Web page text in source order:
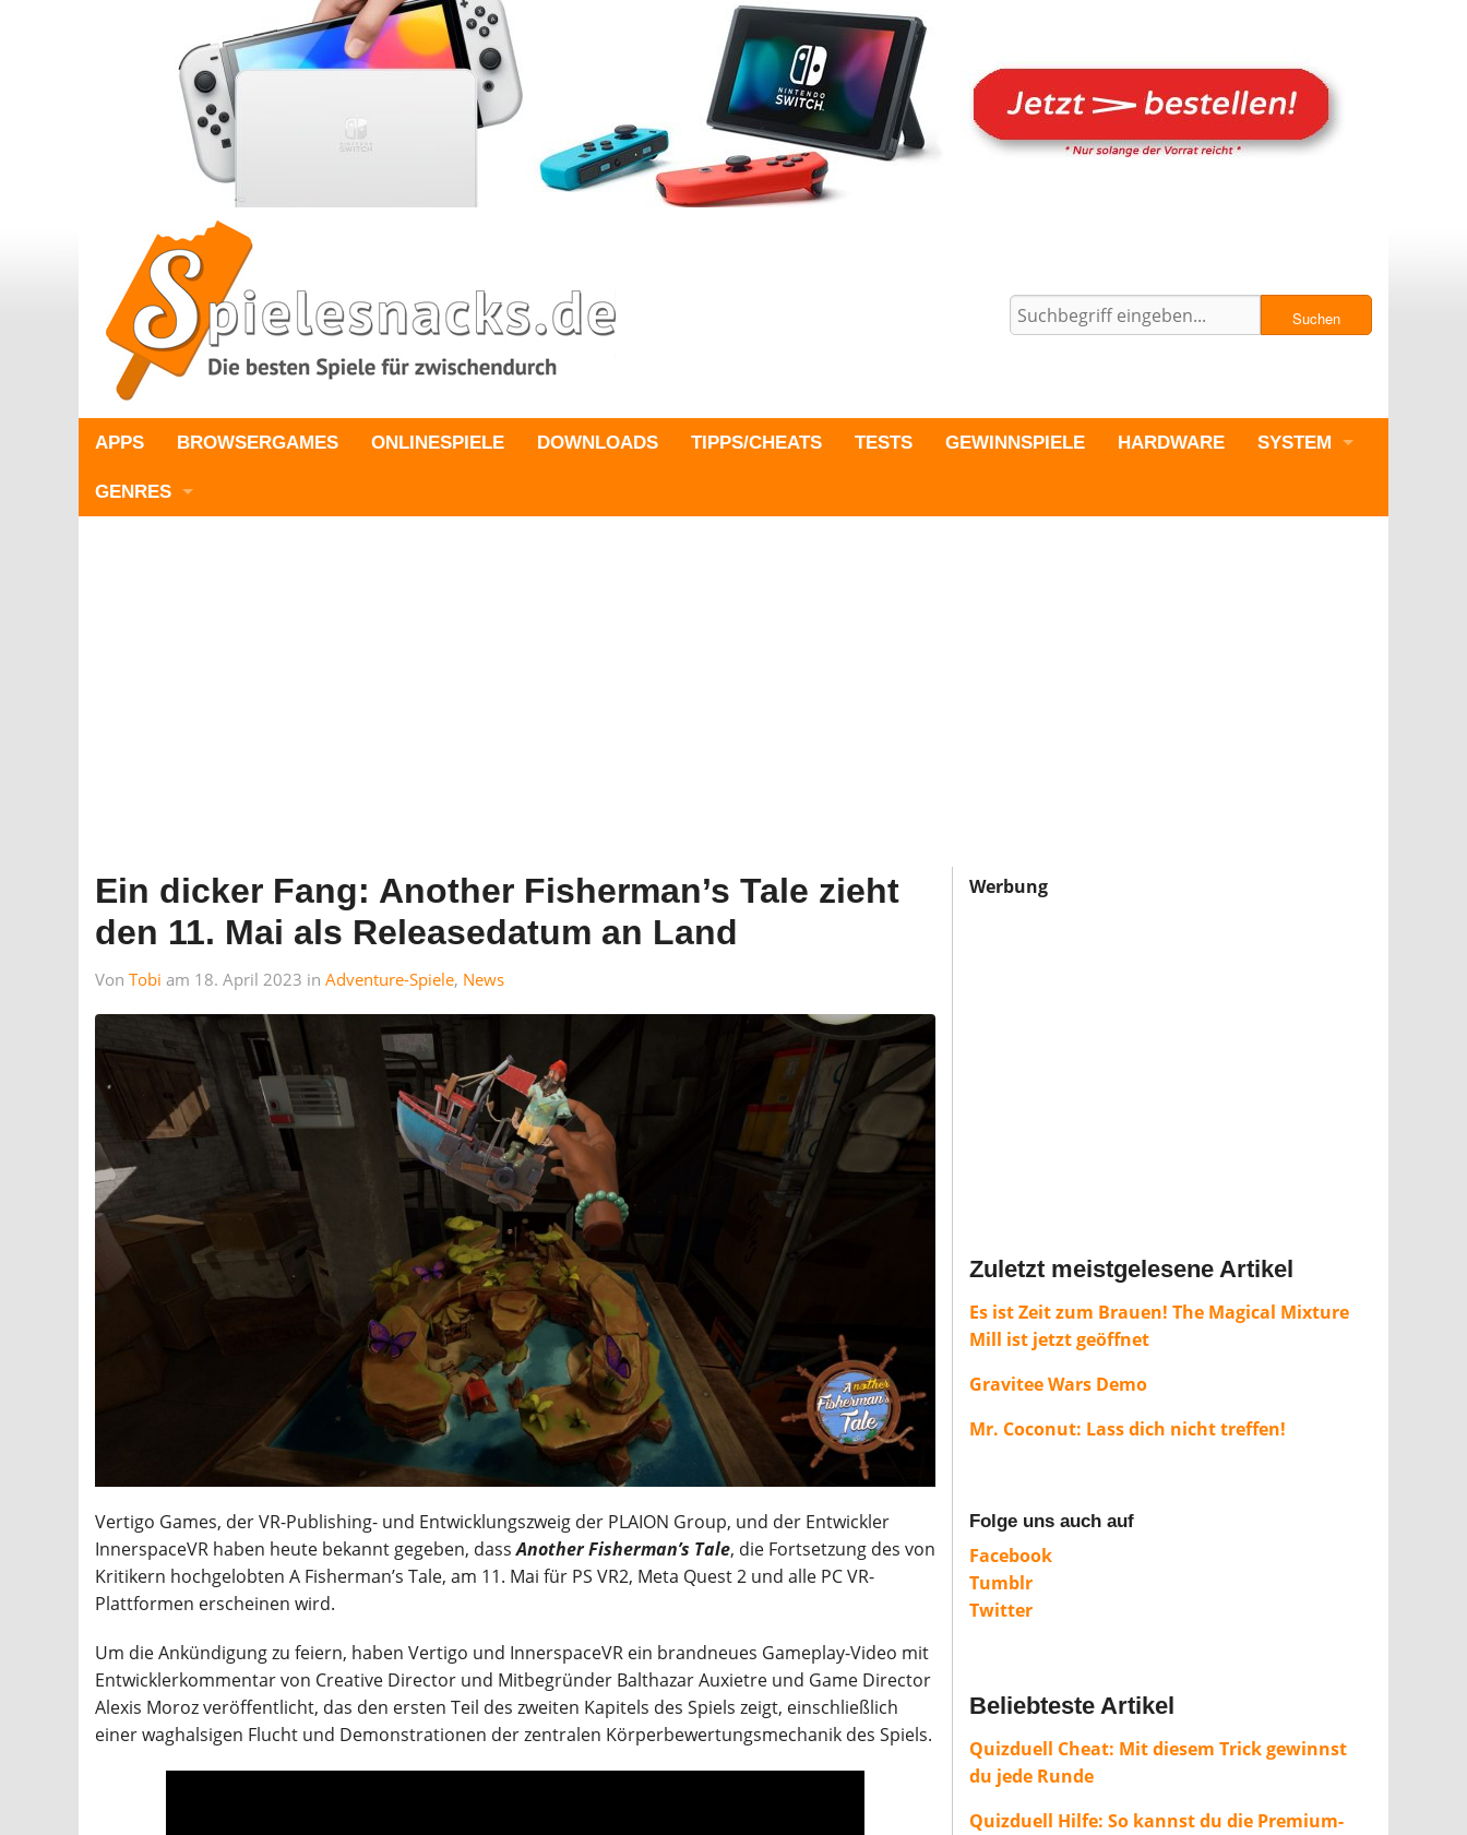
Suchen
APPS BROWSERGAMES ONLINESPIELE DOWNLOADS TIPPS/CHEATS TESTS GEWINNSPIELE HARDWARE SYSTEM
GENRES
Ein dicker Fang: Another Fisherman’s Tale zieht
den 11. Mai als Releasedatum an Land
Von Tobi am 18. April 2023 in Adventure-Spiele, News
Vertigo Games, der VR-Publishing- und Entwicklungszweig der PLAION Group, und der Entwickler
InnerspaceVR haben heute bekannt gegeben, dassAnother Fisherman’s Tale, die Fortsetzung des von
Kritikern hochgelobten A Fisherman’s Tale, am 11. Mai für PS VR2, Meta Quest 2 und alle PC VR-
Plattformen erscheinen wird.
Um die Ankündigung zu feiern, haben Vertigo und InnerspaceVR ein brandneues Gameplay-Video mit
Entwicklerkommentar von Creative Director und Mitbegründer Balthazar Auxietre und Game Director
Alexis Moroz veröffentlicht, das den ersten Teil des zweiten Kapitels des Spiels zeigt, einschließlich
einer waghalsigen Flucht und Demonstrationen der zentralen Körperbewertungsmechanik des Spiels.
Werbung
Zuletzt meistgelesene Artikel
Es ist Zeit zum Brauen! The Magical Mixture
Mill ist jetzt geöffnet
Gravitee Wars Demo
Mr. Coconut: Lass dich nicht treffen!
Folge uns auch auf
Facebook
Tumblr
Twitter
Beliebteste Artikel
Quizduell Cheat: Mit diesem Trick gewinnst
du jede Runde
Quizduell Hilfe: So kannst du die Premium-